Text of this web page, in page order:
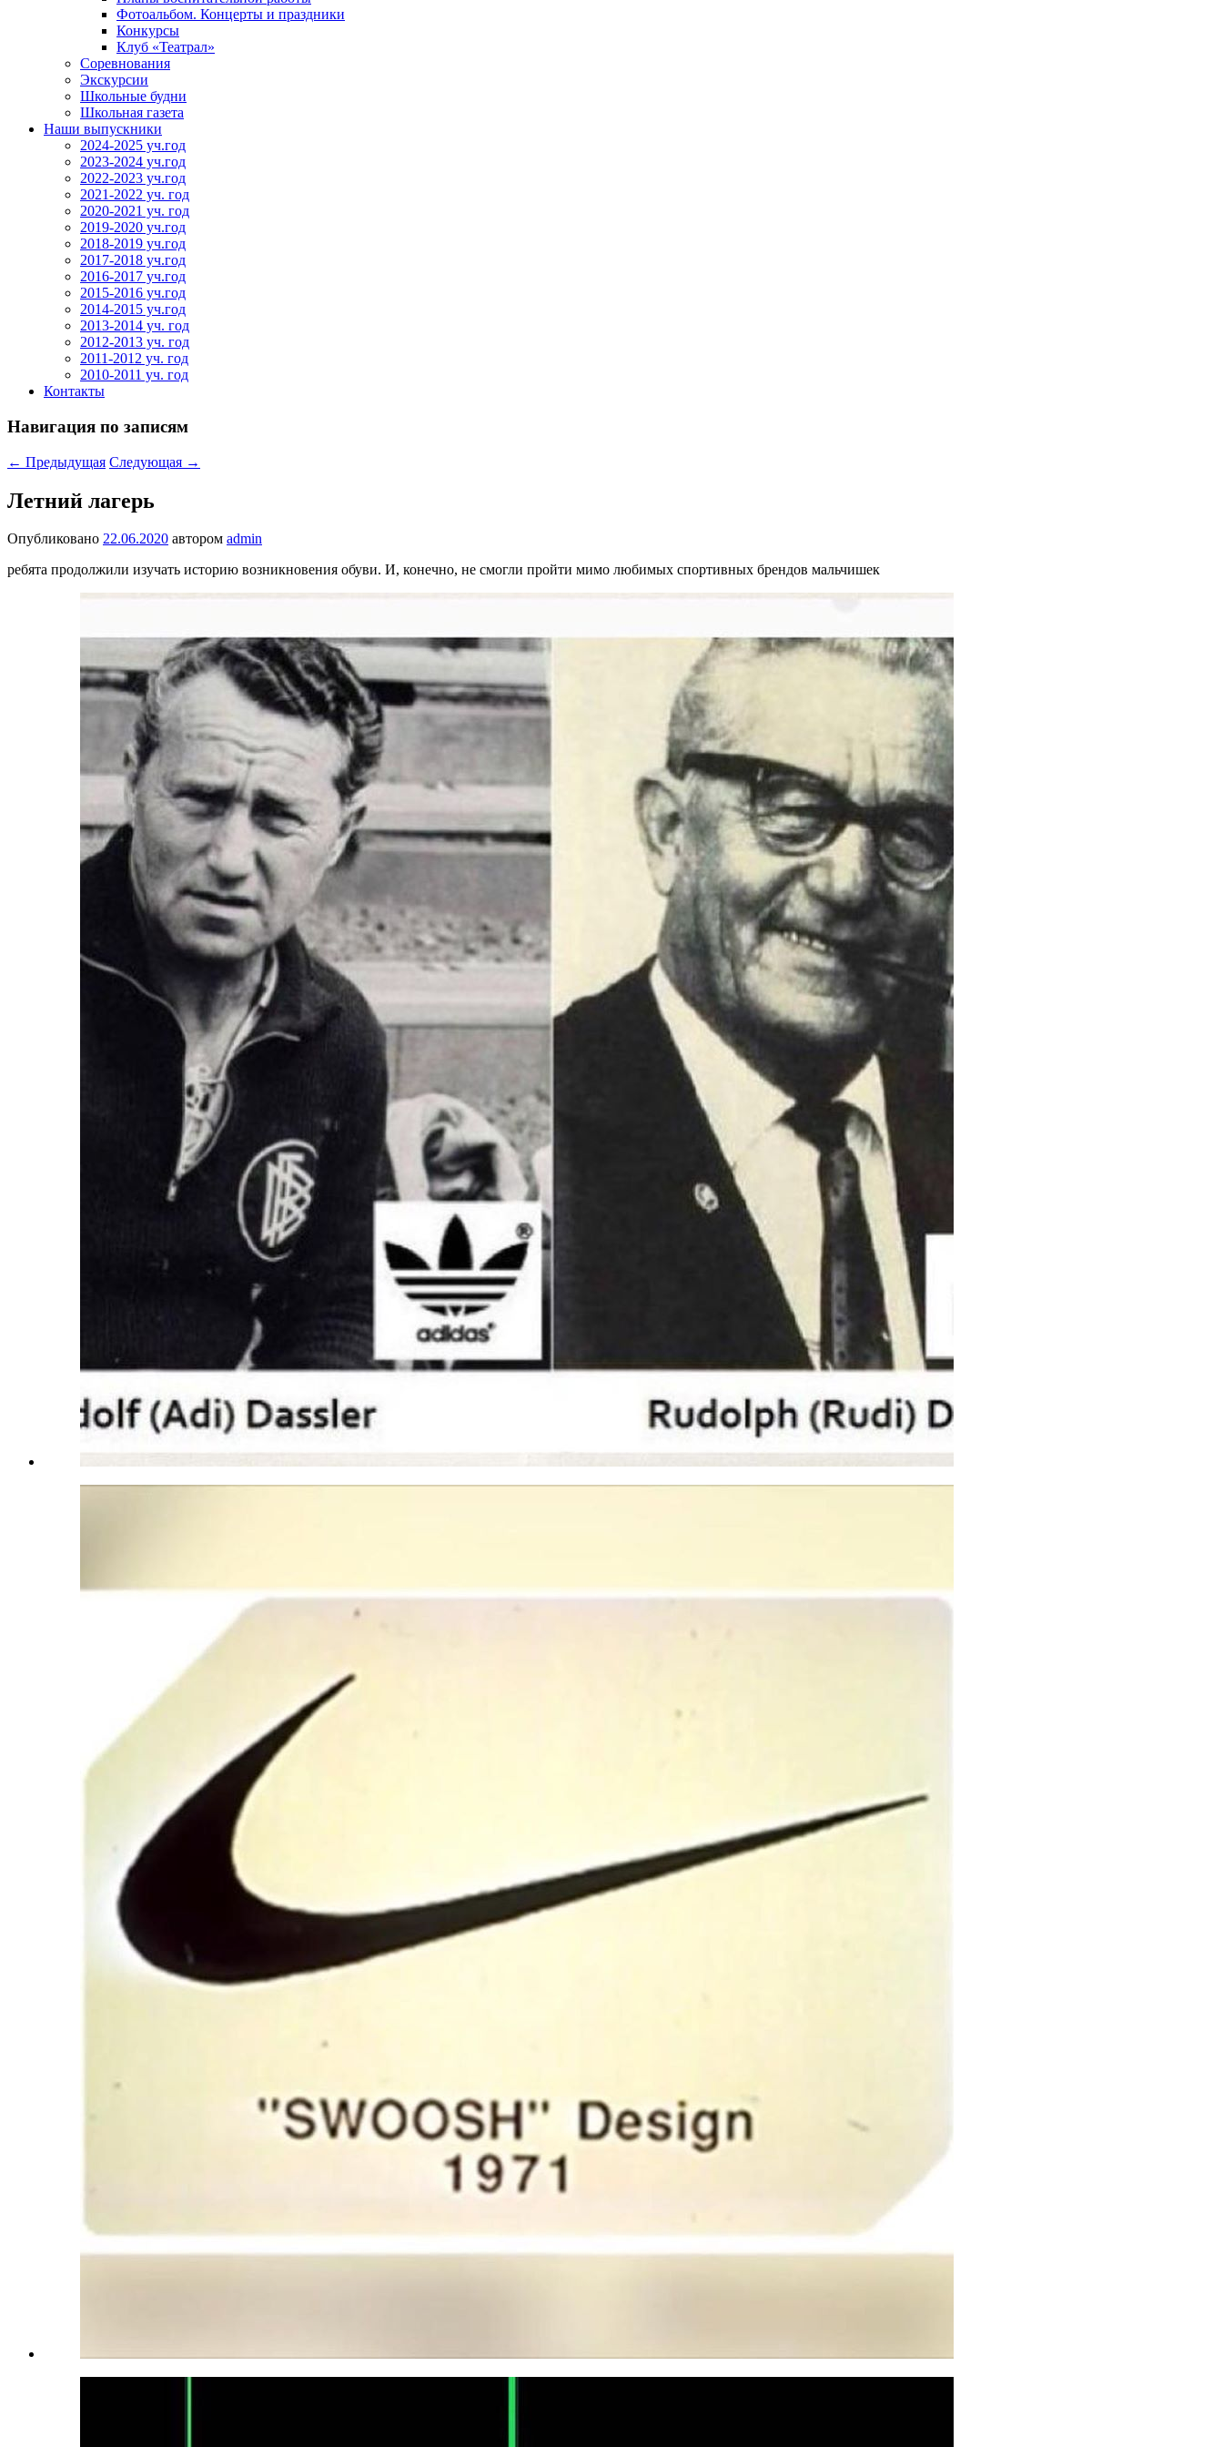
Фотоальбом. Концерты и праздники
Конкурсы
Клуб «Театрал»
Соревнования
Экскурсии
Школьные будни
Школьная газета
Наши выпускники
2024-2025 уч.год
2023-2024 уч.год
2022-2023 уч.год
2021-2022 уч. год
2020-2021 уч. год
2019-2020 уч.год
2018-2019 уч.год
2017-2018 уч.год
2016-2017 уч.год
2015-2016 уч.год
2014-2015 уч.год
2013-2014 уч. год
2012-2013 уч. год
2011-2012 уч. год
2010-2011 уч. год
Контакты
Навигация по записям
← Предыдущая Следующая →
Летний лагерь
Опубликовано 22.06.2020 автором admin
ребята продолжили изучать историю возникновения обуви. И, конечно, не смогли пройти мимо любимых спортивных брендов мальчишек